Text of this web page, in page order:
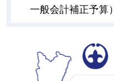
一般会計補正予算）